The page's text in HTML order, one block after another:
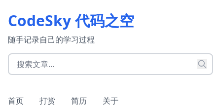
CodeSky 代码之空
随手记录自己的学习过程
首页 打赏 简历 关于